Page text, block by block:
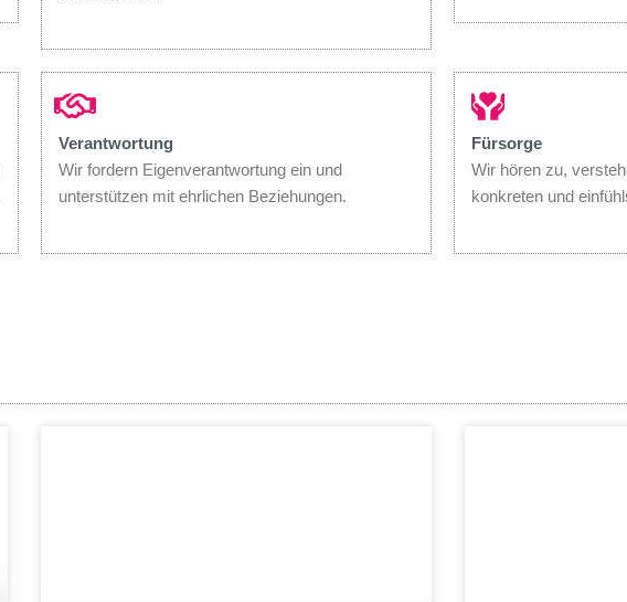
Verantwortung
Wir fordern Eigenverantwortung ein und
unterstützen mit ehrlichen Beziehungen.
Fürsorge
Wir hören zu,
konkreten und